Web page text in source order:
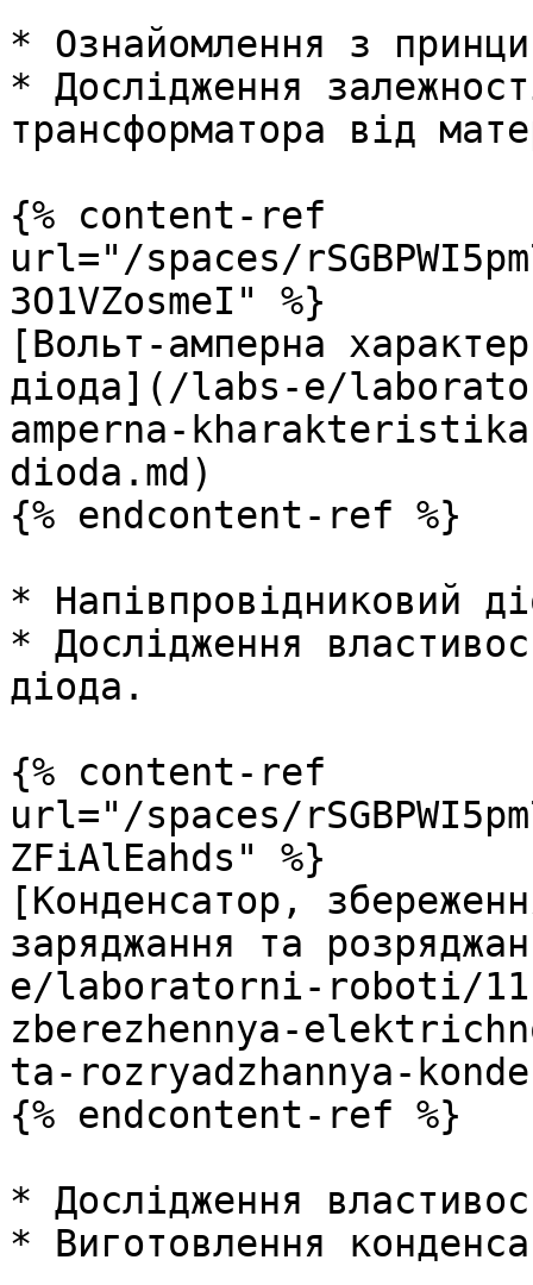
* Ознайомлення з
* Дослідження
трансформатора від
{% content-ref
url="/spaces/
3O1VZosmeI" %}
[Вольт-амперна
діода](/labs-e/
amperna-
dioda.md)
{% endcontent-ref %}
* Напівпровідниковий
* Дослідження
діода.
{% content-ref
url="/spaces/
ZFiAlEahds" %}
[Конденсатор,
заряджання та
e/laboratorni-roboti/
zberezhennya-
ta-rozryadzhannya-
{% endcontent-ref %}
* Дослідження